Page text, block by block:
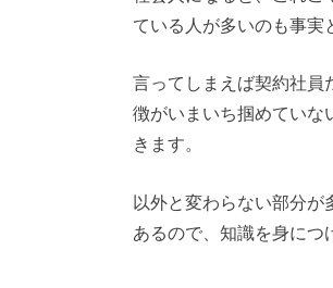
ている人が多いのも事実
言ってしまえば契約社員
徴がいまいち掴めていな
きます。
以外と変わらない部分が
あるので、知識を身につ